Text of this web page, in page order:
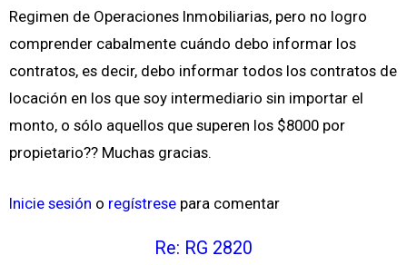
Regimen de Operaciones Inmobiliarias, pero no logro
comprender cabalmente cuándo debo informar los
contratos, es decir, debo informar todos los contratos de
locación en los que soy intermediario sin importar el
monto, o sólo aquellos que superen los $8000 por
propietario?? Muchas gracias.
Inicie sesión o regístrese para comentar
Re: RG 2820